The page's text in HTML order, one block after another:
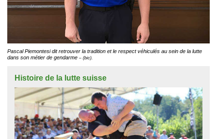
Pascal Piemontesi dit retrouver la tradition et le respect véhiculés au sein de la lutte
dans son métier de gendarme – (bic).
Histoire de la lutte suisse